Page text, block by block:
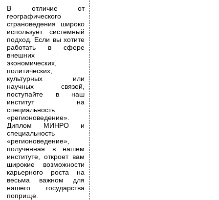
В отличие от
географического
страноведения широко
использует системный
подход. Если вы хотите
работать в сфере
внешних
экономических,
политических,
культурных или
научных связей,
поступайте в наш
институт на
специальность
«регионоведение».
Диплом МИНРО и
специальность
«регионоведение»,
полученная в нашем
институте, откроет вам
широкие возможности
карьерного роста на
весьма важном для
нашего государства
поприще.